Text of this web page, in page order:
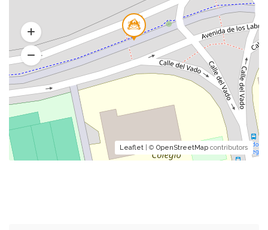
Leaflet | © OpenStreetMap contributors